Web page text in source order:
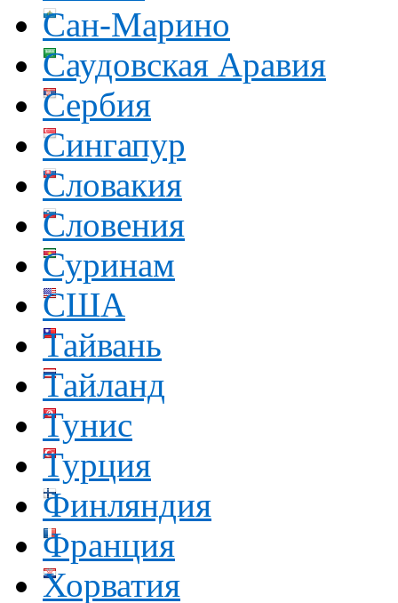
Сан-Марино
Саудовская Аравия
Сербия
Сингапур
Словакия
Словения
Суринам
США
Тайвань
Тайланд
Тунис
Турция
Финляндия
Франция
Хорватия